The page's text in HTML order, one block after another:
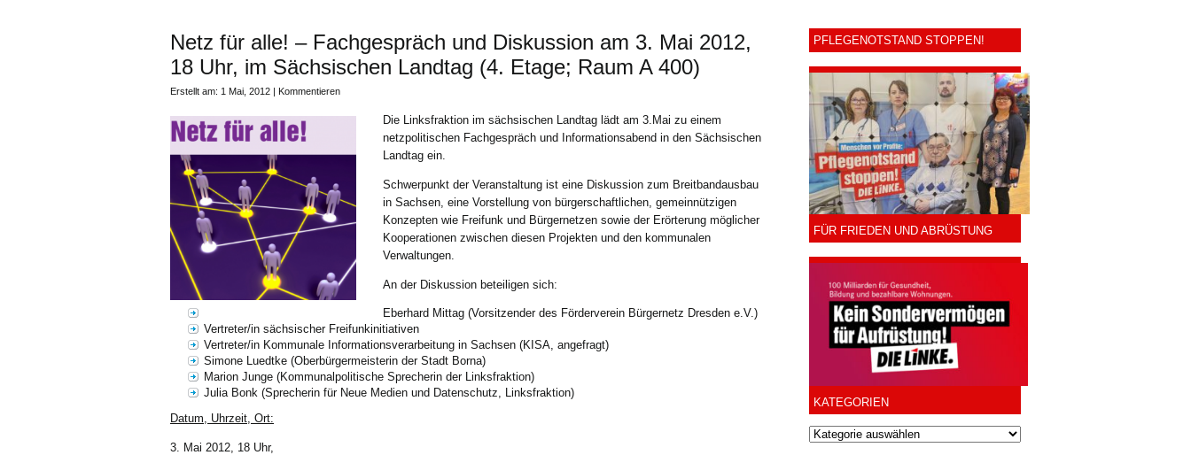
Netz für alle! – Fachgespräch und Diskussion am 3. Mai 2012,
18 Uhr, im Sächsischen Landtag (4. Etage; Raum A 400)
Erstellt am: 1 Mai, 2012 | Kommentieren
Die Linksfraktion im sächsischen Landtag lädt am 3.Mai zu einem
netzpolitischen Fachgespräch und Informationsabend in den Sächsischen
Landtag ein.
Schwerpunkt der Veranstaltung ist eine Diskussion zum Breitbandausbau
in Sachsen, eine Vorstellung von bürgerschaftlichen, gemeinnützigen
Konzepten wie Freifunk und Bürgernetzen sowie der Erörterung möglicher
Kooperationen zwischen diesen Projekten und den kommunalen
Verwaltungen.
An der Diskussion beteiligen sich:
Eberhard Mittag (Vorsitzender des Förderverein Bürgernetz Dresden e.V.)
Vertreter/in sächsischer Freifunkinitiativen
Vertreter/in Kommunale Informationsverarbeitung in Sachsen (KISA, angefragt)
Simone Luedtke (Oberbürgermeisterin der Stadt Borna)
Marion Junge (Kommunalpolitische Sprecherin der Linksfraktion)
Julia Bonk (Sprecherin für Neue Medien und Datenschutz, Linksfraktion)
Datum, Uhrzeit, Ort:
3. Mai 2012, 18 Uhr,
PFLEGENOTSTAND STOPPEN!
FÜR FRIEDEN UND ABRÜSTUNG
KATEGORIEN